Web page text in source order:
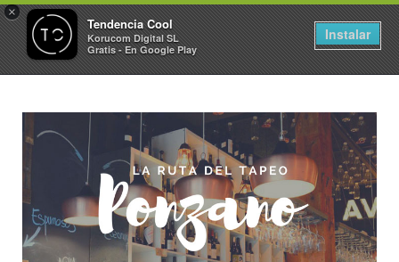
×
Tendencia Cool
Korucom Digital SL
Gratis - En Google Play
Instalar